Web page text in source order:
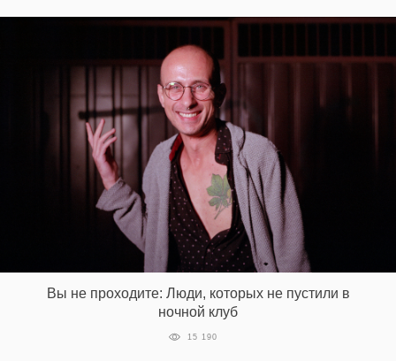
Вы не проходите: Люди, которых не пустили в
ночной клуб
15 190